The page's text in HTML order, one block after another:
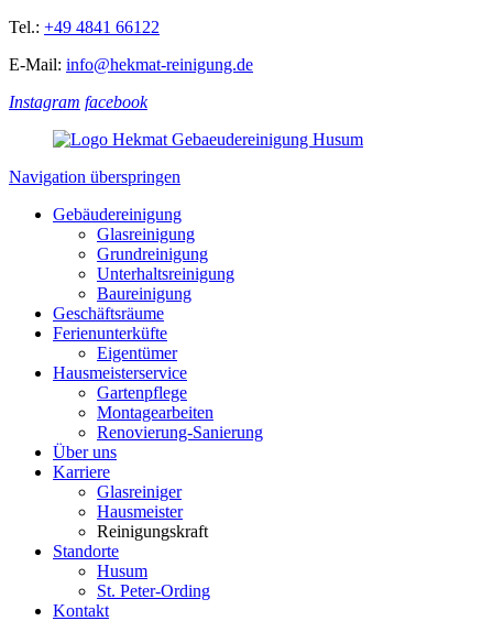
Tel.: +49 4841 66122
E-Mail: info@hekmat-reinigung.de
Instagram facebook
Navigation überspringen
Gebäudereinigung
Glasreinigung
Grundreinigung
Unterhaltsreinigung
Baureinigung
Geschäftsräume
Ferienunterküfte
Eigentümer
Hausmeisterservice
Gartenpflege
Montagearbeiten
Renovierung-Sanierung
Über uns
Karriere
Glasreiniger
Hausmeister
Reinigungskraft
Standorte
Husum
St. Peter-Ording
Kontakt